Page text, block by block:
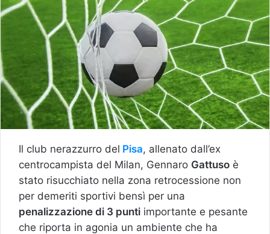
Il club nerazzurro del Pisa, allenato dall’ex
centrocampista del Milan, Gennaro Gattuso è
stato risucchiato nella zona retrocessione non
per demeriti sportivi bensì per una
penalizzazione di 3 punti importante e pesante
che riporta in agonia un ambiente che ha